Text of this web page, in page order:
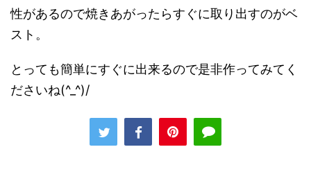
性があるので焼きあがったらすぐに取り出すのがベ
スト。
とっても簡単にすぐに出来るので是非作ってみてく
ださいね(^_^)/